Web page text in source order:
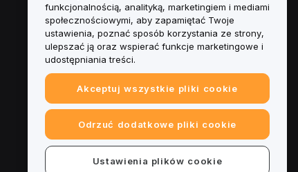
Informacje ESG
Biuletyny informacyjne
kryptoaktywów
funkcjonalnością, analityką, marketingiem i mediami
społecznościowymi, aby zapamiętać Twoje
ustawienia, poznać sposób korzystania ze strony,
ulepszać ją oraz wspierać funkcje marketingowe i
udostępniania treści.
Akceptuj wszystkie pliki cookie
Odrzuć dodatkowe pliki cookie
Ustawienia plików cookie